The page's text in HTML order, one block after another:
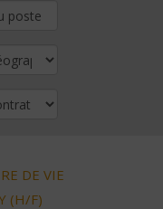
DE VIE
(H/F)